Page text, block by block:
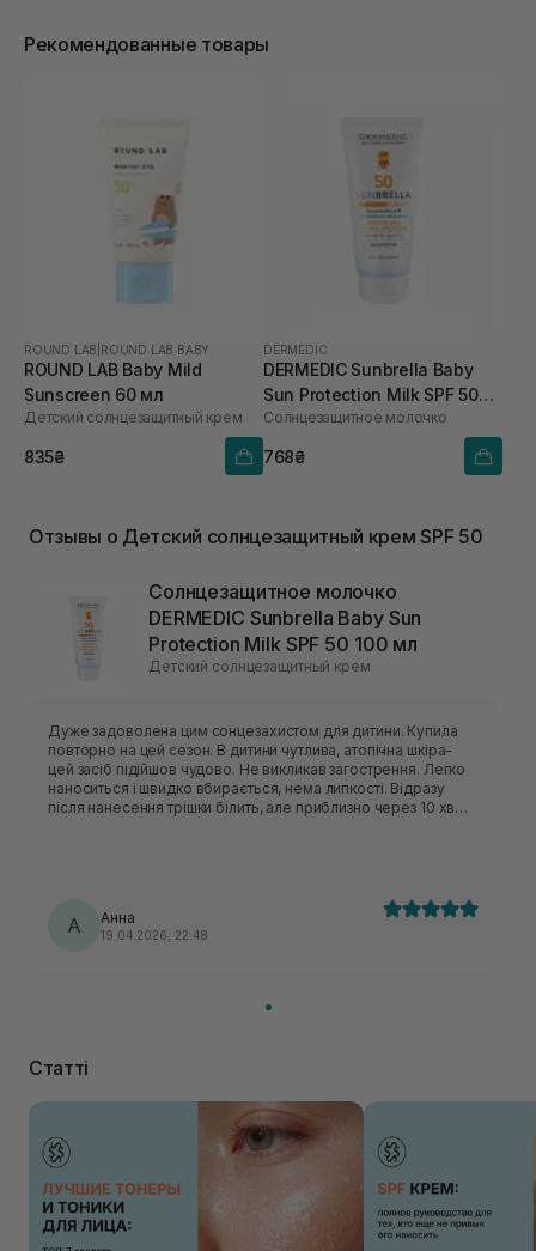
Рекомендованные товары
ROUND LAB ROUND LAB BABY
ROUND LAB Baby Mild
Sunscreen 60 мл
Детский солнцезащитный крем
835₴
DERMEDIC
DERMEDIC Sunbrella Baby
Sun Protection Milk SPF 50
100 мл
Солнцезащитное молочко
768₴
Отзывы о Детский солнцезащитный крем SPF 50
Солнцезащитное молочко
DERMEDIC Sunbrella Baby Sun
Protection Milk SPF 50 100 мл
Детский солнцезащитный крем
Дуже задоволена цим сонцезахистом для дитини. Купила
повторно на цей сезон. В дитини чутлива, атопічна шкіра-
цей засіб підійшов чудово. Не викликав загострення. Легко
наноситься і швидко вбирається, нема липкості. Відразу
після нанесення трішки білить, але приблизно через 10 хв
А Анна
19.04.2026, 22:48
Статті